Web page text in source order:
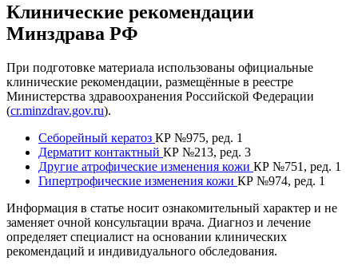
Клинические рекомендации
Минздрава РФ
При подготовке материала использованы официальные
клинические рекомендации, размещённые в реестре
Министерства здравоохранения Российской Федерации
(cr.minzdrav.gov.ru).
Себорейный кератоз КР №975, ред. 1
Дерматит контактный КР №213, ред. 3
Другие атрофические изменения кожи КР №751, ред. 1
Гипертрофические изменения кожи КР №974, ред. 1
Информация в статье носит ознакомительный характер и не
заменяет очной консультации врача. Диагноз и лечение
определяет специалист на основании клинических
рекомендаций и индивидуального обследования.